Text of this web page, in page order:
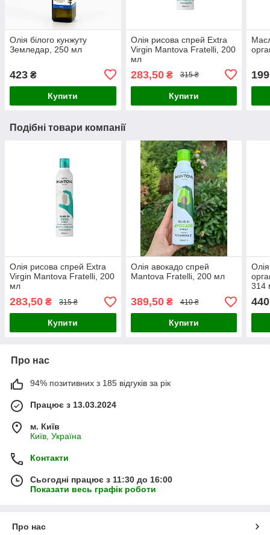
Олія білого кунжуту
Земледар, 250 мл
423 ₴
Купити
Олія рисова спрей Extra
Virgin Mantova Fratelli, 200
мл
283,50₴ 315 ₴
Купити
199
Подібні товари компанії
Олія рисова спрей Extra
Virgin Mantova Fratelli, 200
мл
283,50 ₴ 315 ₴
Купити
Олія авокадо спрей
Mantova Fratelli, 200 мл
389,50₴ 410 ₴
Купити
314
440
Про нас
94% позитивних з 185 відгуків за рік
Працює з 13.03.2024
м. Київ
Київ, Україна
Контакти
Сьогодні працює з 11:30 до 16:00
Показати весь графік роботи
Про нас